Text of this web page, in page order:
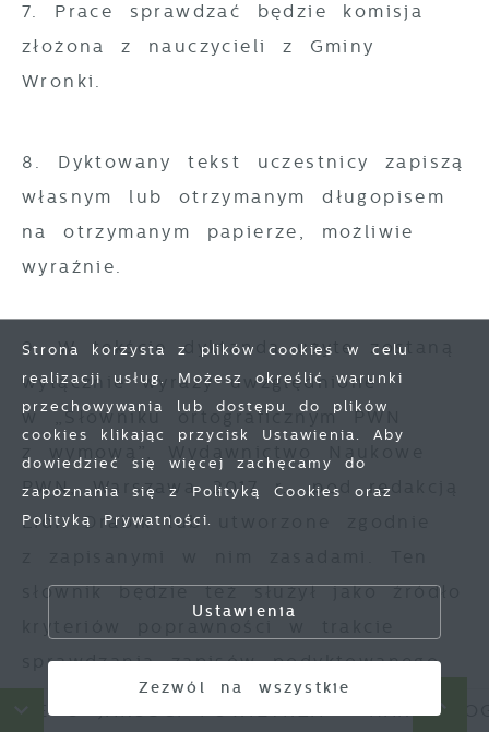
7. Prace sprawdzać będzie komisja
złożona z nauczycieli z Gminy
Wronki.
8. Dyktowany tekst uczestnicy zapiszą
własnym lub otrzymanym długopisem
na otrzymanym papierze, możliwie
wyraźnie.
9. W tekście dyktanda użyte zostaną
wyłącznie wyrazy uwzględnione
w „Słowniku ortograficznym PWN
z wymową”, Wydawnictwo Naukowe
PWN, Warszawa 2017 r., pod redakcją
Lidii Drabik lub utworzone zgodnie
słownik będzie też służył jako źródło
sprawdzania zapisów podyktowanego
O JAKOŚCI POWIETRZA
Strona korzysta z plików cookies w celu
realizacji usług. Możesz określić warunki
przechowywania lub dostępu do plików
cookies klikając przycisk Ustawienia. Aby
dowiedzieć się więcej zachęcamy do
zapoznania się z Polityką Cookies oraz
Polityką Prywatności.
Ustawienia
Zezwól na wszystkie
Zapisz wybrane
Zezwól na wszystkie